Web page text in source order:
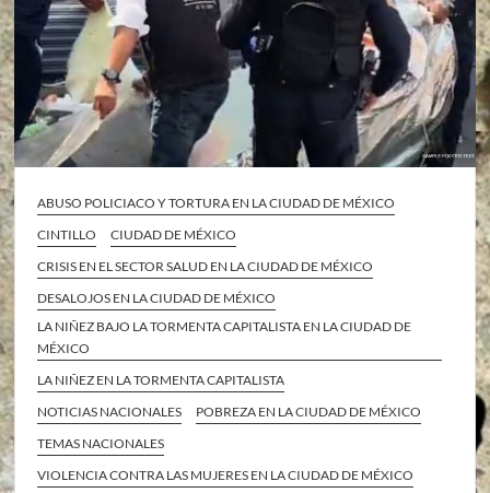
ABUSO POLICIACO Y TORTURA EN LA CIUDAD DE MÉXICO
CINTILLO
CIUDAD DE MÉXICO
CRISIS EN EL SECTOR SALUD EN LA CIUDAD DE MÉXICO
DESALOJOS EN LA CIUDAD DE MÉXICO
LA NIÑEZ BAJO LA TORMENTA CAPITALISTA EN LA CIUDAD DE
MÉXICO
LA NIÑEZ EN LA TORMENTA CAPITALISTA
NOTICIAS NACIONALES
POBREZA EN LA CIUDAD DE MÉXICO
TEMAS NACIONALES
VIOLENCIA CONTRA LAS MUJERES EN LA CIUDAD DE MÉXICO